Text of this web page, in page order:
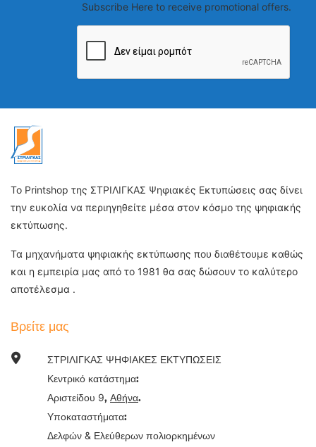
Subscribe Here to receive promotional offers.
Το Printshop της ΣΤΡΙΛΙΓΚΑΣ Ψηφιακές Εκτυπώσεις σας δίνει
την ευκολία να περιηγηθείτε μέσα στον κόσμο της ψηφιακής
εκτύπωσης.
Τα μηχανήματα ψηφιακής εκτύπωσης που διαθέτουμε καθώς
και η εμπειρία μας από το 1981 θα σας δώσουν το καλύτερο
αποτέλεσμα .
Βρείτε μας
ΣΤΡΙΛΙΓΚΑΣ ΨΗΦΙΑΚΕΣ ΕΚΤΥΠΩΣΕΙΣ
Κεντρικό κατάστημα:
Αριστείδου 9, Αθήνα.
Υποκαταστήματα:
Δελφών & Ελεύθερων πολιορκημένων